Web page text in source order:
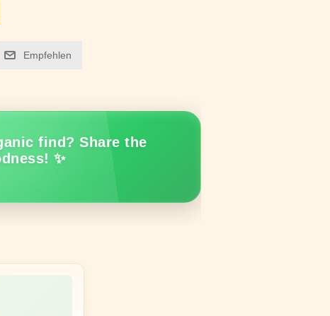
Empfehlen
find? Share the
✨